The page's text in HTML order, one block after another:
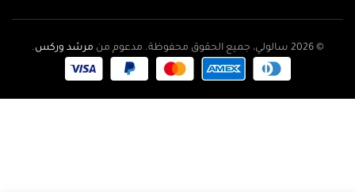
© 2026 سالولي، جميع الحقوق محفوظة. مدعوم من مرشد وركس.